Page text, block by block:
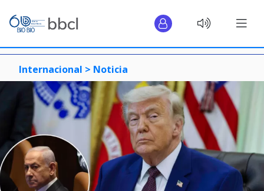
Internacional > Noticia